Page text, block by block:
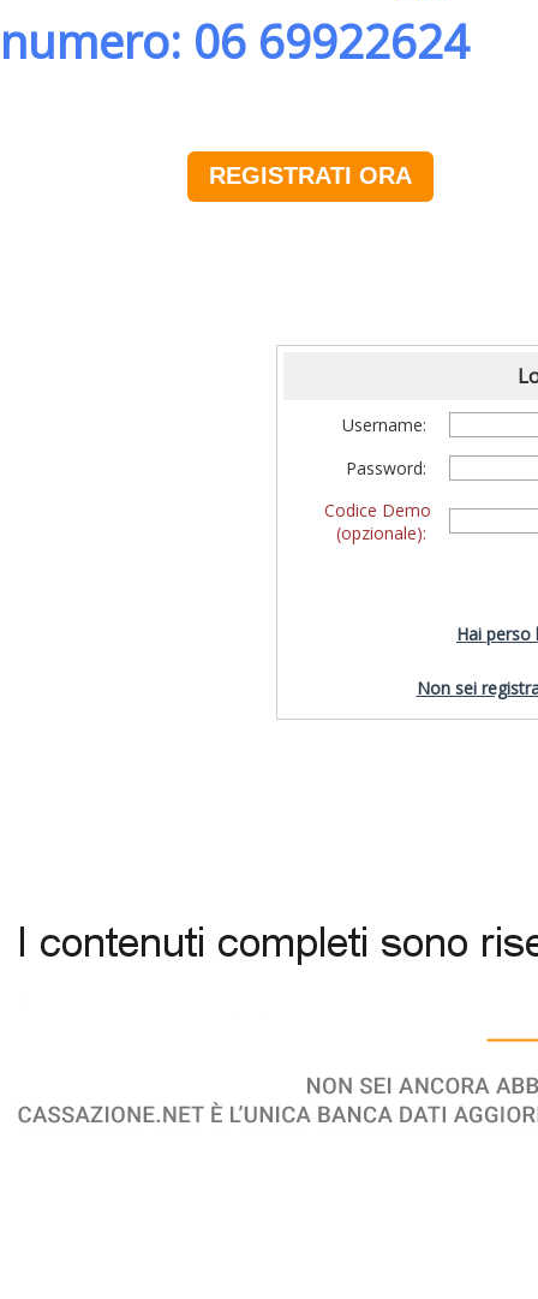
numero: 06 69922624
REGISTRATI ORA
Username:
Password:
Codice Demo
(opzionale):
Hai perso
Non sei